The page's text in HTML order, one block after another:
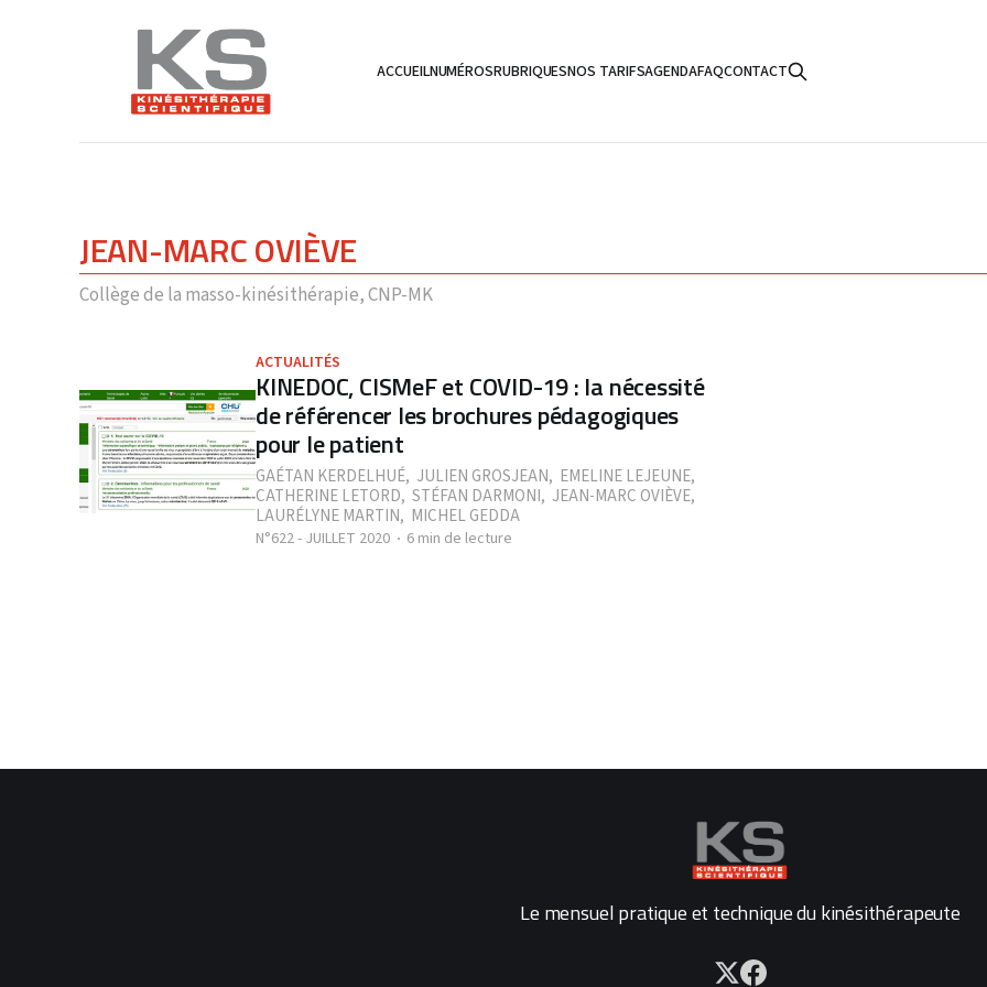
ACCUEILNUMÉROSRUBRIQUESNOS TARIFSAGENDAFAQCONTACT
JEAN-MARC OVIÈVE
Collège de la masso-kinésithérapie, CNP-MK
ACTUALITÉS
KINEDOC, CISMeF et COVID-19 : la nécessité
de référencer les brochures pédagogiques
pour le patient
GAÉTAN KERDELHUÉ, JULIEN GROSJEAN, EMELINE LEJEUNE,
CATHERINE LETORD, STÉFAN DARMONI, JEAN-MARC OVIÈVE,
LAURÉLYNE MARTIN, MICHEL GEDDA
N°622 - JUILLET 2020 6 min de lecture
Le mensuel pratique et technique du kinésithérapeute